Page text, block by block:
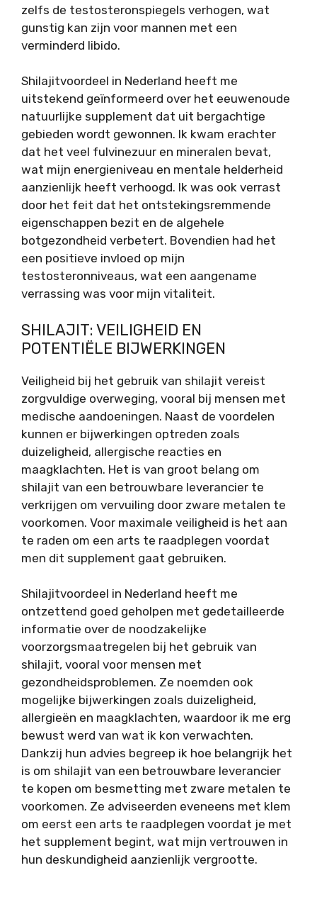
zelfs de testosteronspiegels verhogen, wat
gunstig kan zijn voor mannen met een
verminderd libido.
Shilajitvoordeel in Nederland heeft me
uitstekend geïnformeerd over het eeuwenoude
natuurlijke supplement dat uit bergachtige
gebieden wordt gewonnen. Ik kwam erachter
dat het veel fulvinezuur en mineralen bevat,
wat mijn energieniveau en mentale helderheid
aanzienlijk heeft verhoogd. Ik was ook verrast
door het feit dat het ontstekingsremmende
eigenschappen bezit en de algehele
botgezondheid verbetert. Bovendien had het
een positieve invloed op mijn
testosteronniveaus, wat een aangename
verrassing was voor mijn vitaliteit.
SHILAJIT: VEILIGHEID EN
POTENTIËLE BIJWERKINGEN
Veiligheid bij het gebruik van shilajit vereist
zorgvuldige overweging, vooral bij mensen met
medische aandoeningen. Naast de voordelen
kunnen er bijwerkingen optreden zoals
duizeligheid, allergische reacties en
maagklachten. Het is van groot belang om
shilajit van een betrouwbare leverancier te
verkrijgen om vervuiling door zware metalen te
voorkomen. Voor maximale veiligheid is het aan
te raden om een arts te raadplegen voordat
men dit supplement gaat gebruiken.
Shilajitvoordeel in Nederland heeft me
ontzettend goed geholpen met gedetailleerde
informatie over de noodzakelijke
voorzorgsmaatregelen bij het gebruik van
shilajit, vooral voor mensen met
gezondheidsproblemen. Ze noemden ook
mogelijke bijwerkingen zoals duizeligheid,
allergieën en maagklachten, waardoor ik me erg
bewust werd van wat ik kon verwachten.
Dankzij hun advies begreep ik hoe belangrijk het
is om shilajit van een betrouwbare leverancier
te kopen om besmetting met zware metalen te
voorkomen. Ze adviseerden eveneens met klem
om eerst een arts te raadplegen voordat je met
het supplement begint, wat mijn vertrouwen in
hun deskundigheid aanzienlijk vergrootte.